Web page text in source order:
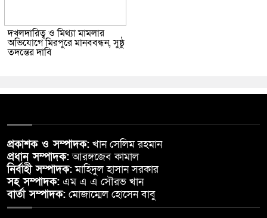
দখলদারিত্ব ও মিথ্যা মামলার
অভিযোগে মিরপুরে মানববন্ধন, সুষ্ঠু
তদন্তের দাবি
প্রকাশক ও সম্পাদক: খান সেলিম রহমান
প্রধান সম্পাদক:আরঙ্গজেব কামাল
নির্বাহী সম্পাদক:মাহিদুল হাসান সরকার
সহ সম্পাদক: এম এ এ সৌরভ খান
বার্তা সম্পাদক: মোজাম্মেল হোসেন বাবু